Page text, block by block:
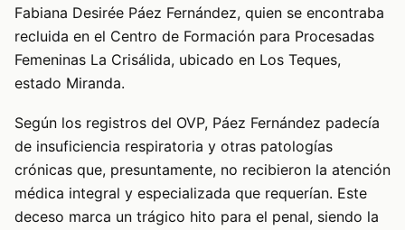
Fabiana Desirée Páez Fernández, quien se encontraba
recluida en el Centro de Formación para Procesadas
Femeninas La Crisálida, ubicado en Los Teques,
estado Miranda.
Según los registros del OVP, Páez Fernández padecía
de insuficiencia respiratoria y otras patologías
crónicas que, presuntamente, no recibieron la atención
médica integral y especializada que requerían. Este
deceso marca un trágico hito para el penal, siendo la